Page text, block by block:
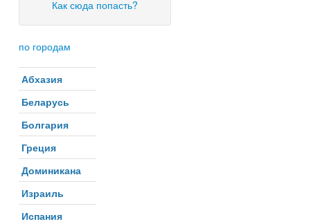
Как сюда попасть?
по городам
Абхазия
Беларусь
Болгария
Греция
Доминикана
Израиль
Испания